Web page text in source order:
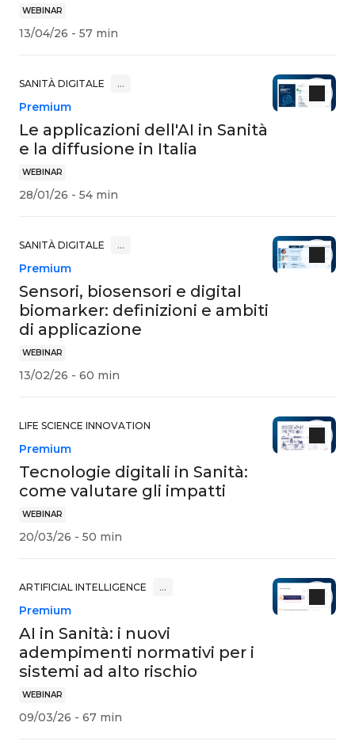
WEBINAR
13/04/26 - 57 min
SANITÀ DIGITALE …
WEBINAR
Le applicazioni dell'AI in Sanità
e la diffusione in Italia
Premium
28/01/26 - 54 min
SANITÀ DIGITALE …
WEBINAR
Sensori, biosensori e digital
biomarker: definizioni e ambiti
di applicazione
Premium
13/02/26 - 60 min
LIFE SCIENCE INNOVATION
WEBINAR
Tecnologie digitali in Sanità:
come valutare gli impatti
Premium
20/03/26 - 50 min
ARTIFICIAL INTELLIGENCE …
WEBINAR
AI in Sanità: i nuovi
adempimenti normativi per i
sistemi ad alto rischio
Premium
09/03/26 - 67 min